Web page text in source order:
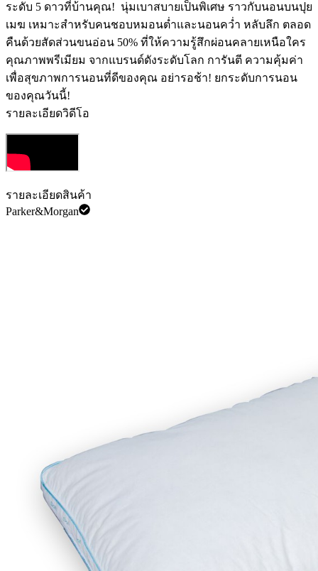
ระดับ 5 ดาวที่บ้านคุณ! ️ นุ่มเบาสบายเป็นพิเศษ ราวกับนอนบนปุย
เมฆ เหมาะสำหรับคนชอบหมอนต่ำและนอนคว่ำ หลับลึก ตลอด
คืนด้วยสัดส่วนขนอ่อน 50% ที่ให้ความรู้สึกผ่อนคลายเหนือใคร
คุณภาพพรีเมียม จากแบรนด์ดังระดับโลก การันตี ความคุ้มค่า
เพื่อสุขภาพการนอนที่ดีของคุณ อย่ารอช้า! ยกระดับการนอน
ของคุณวันนี้!
รายละเอียดวิดีโอ
รายละเอียดสินค้า
Parker&Morgan